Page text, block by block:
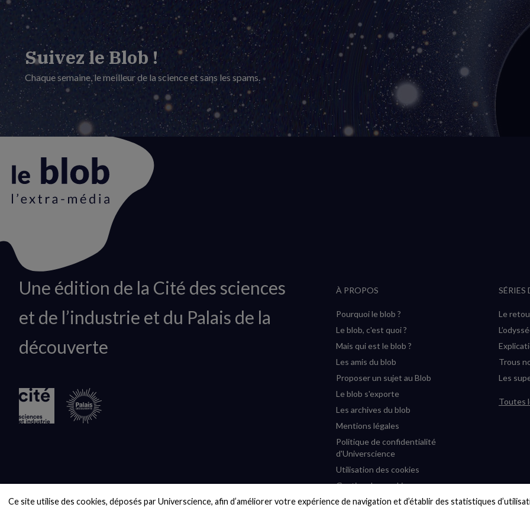
Ce site utilise des cookies, déposés par Universcience, afin d’améliorer votre expérience de navigation et d’établir des statistiques
Suivez le Blob !
Chaque semaine, le meilleur de la science et sans les spams.
Animation
logo
Une édition de la Cité des sciences
et de l’industrie et du Palais de la
découverte
À PROPOS
Pourquoi le blob ?
Le blob, c'est quoi ?
Mais qui est le blob ?
Les amis du blob
Proposer un sujet au Blob
Le blob s'exporte
Les archives du blob
Mentions légales
Politique de confidentialité
d'Universcience
Utilisation des cookies
Gestion des cookies
Accessibilité : partiellement
SÉRIES
Le
Trous
Les
Toutes